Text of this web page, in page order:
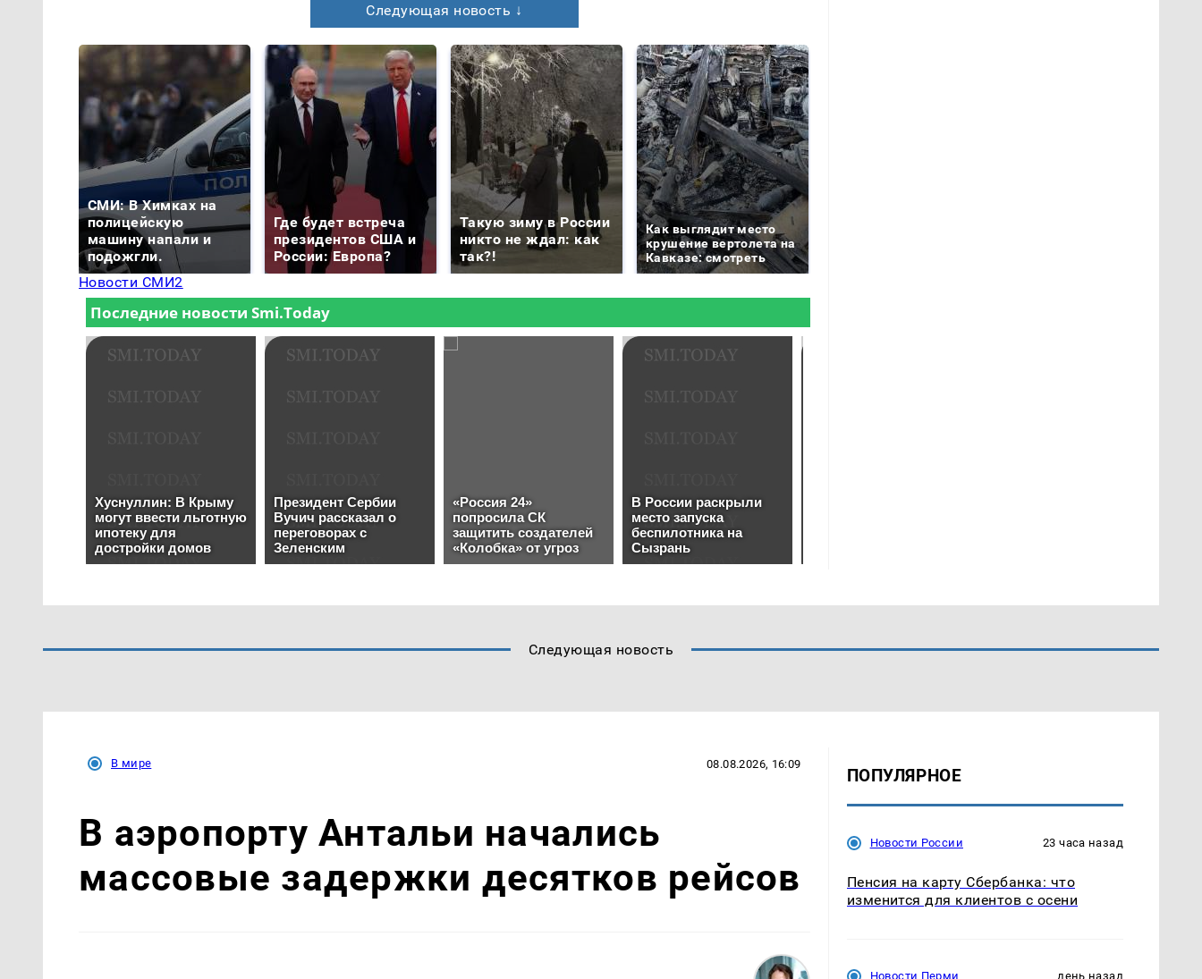
Следующая новость ↓
СМИ: В Химках на
полицейскую
машину напали и
подожгли.
Где будет встреча
президентов США и
России: Европа?
Такую зиму в России
никто не ждал: как
так?!
Как выглядит место
крушение вертолета на
Кавказе: смотреть
Новости СМИ2
Следующая новость
В мире 08.08.2026, 16:09
В аэропорту Антальи начались
массовые задержки десятков рейсов
ПОПУЛЯРНОЕ
Новости России 23 часа назад
Пенсия на карту Сбербанка: что
изменится для клиентов с осени
Новости Перми день назад